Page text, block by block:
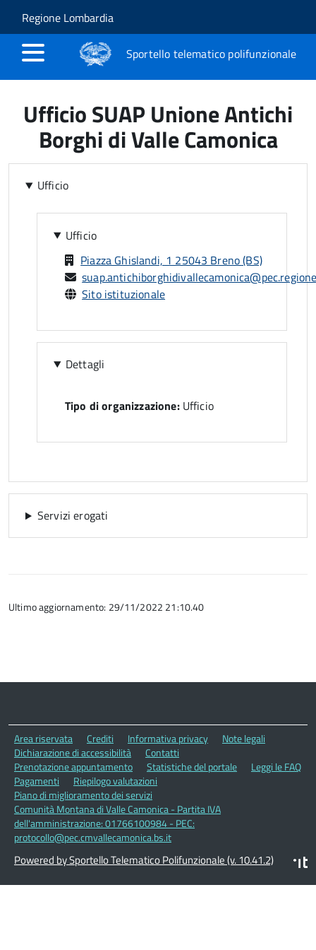
Salta al contenuto principale
Skip to site navigation
Regione Lombardia
Sportello telematico polifunzionale
Ufficio SUAP Unione Antichi
Borghi di Valle Camonica
Ufficio
Ufficio
Piazza Ghislandi, 1 25043 Breno (BS)
Sito istituzionale
Dettagli
Tipo di organizzazione:Ufficio
Servizi erogati
Ultimo aggiornamento: 29/11/2022 21:10.40
Area riservata Crediti Informativa privacy
Note legali
Dichiarazione di accessibilità
Contatti
Prenotazione appuntamento
Statistiche del portale
Leggi le FAQ
Pagamenti
Riepilogo valutazioni
Piano di miglioramento dei servizi
Comunità Montana di Valle Camonica - Partita IVA
dell'amministrazione: 01766100984 - PEC:
protocollo@pec.cmvallecamonica.bs.it
Powered by Sportello Telematico Polifunzionale (v. 10.41.2)